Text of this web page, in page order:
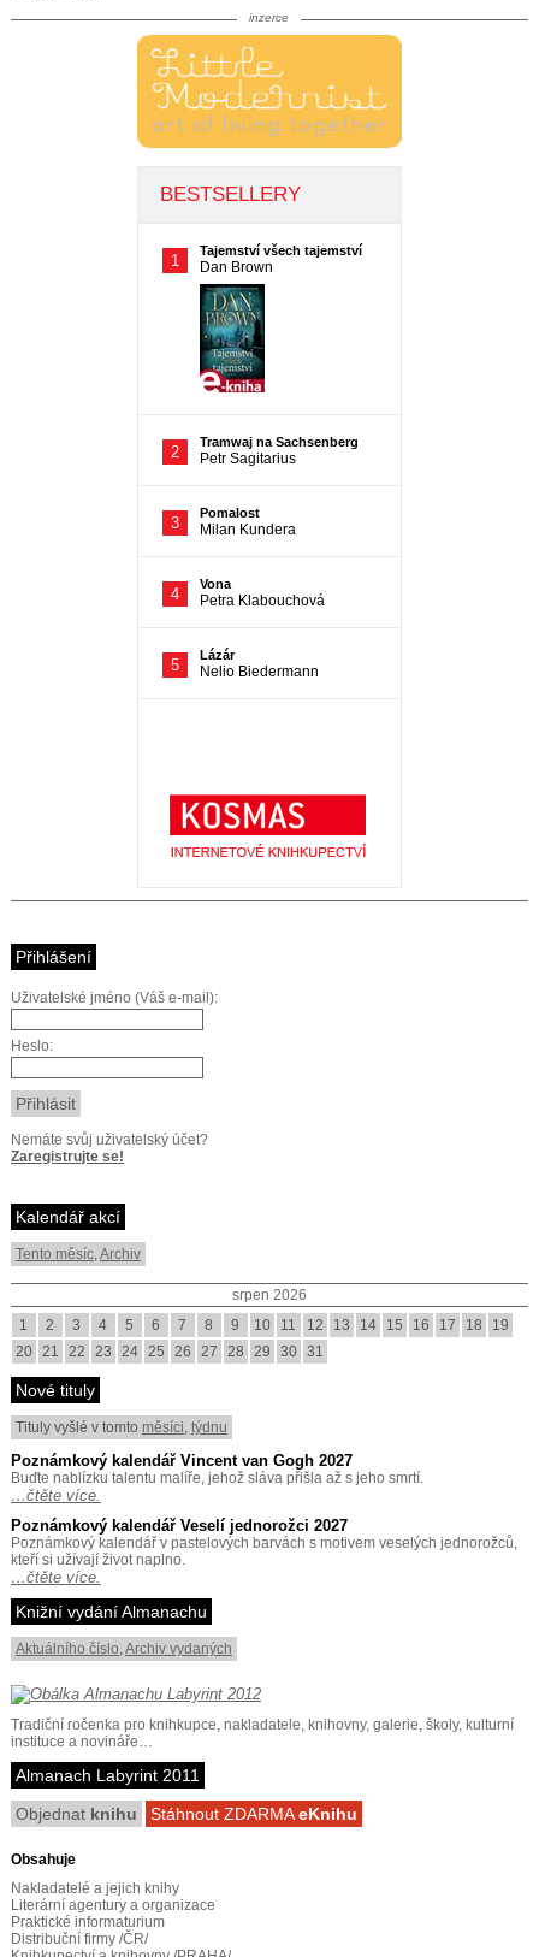
inzerce
Přihlášení
Uživatelské jméno (Váš e-mail):
Heslo:
Nemáte svůj uživatelský účet?
Zaregistrujte se!
Kalendář akcí
Tento měsíc,Archiv
srpen 2026
1
2 3 4 5 6 7 8 9 10 11 12 13 14 15 16 17 18
19
20 21 22 23 24 25 26 27 28 29 30 31
Nové tituly
Tituly vyšlé v tomto měsíci, týdnu
Poznámkový kalendář Vincent van Gogh 2027
Buďte nablízku talentu malíře, jehož sláva přišla až s jeho smrtí.
…čtěte více.
Poznámkový kalendář Veselí jednorožci 2027
Poznámkový kalendář v pastelových barvách s motivem veselých jednorožců,
kteří si užívají život naplno.
…čtěte více.
Knižní vydání Almanachu
Aktuálního číslo,Archiv vydaných
Tradiční ročenka pro knihkupce, nakladatele, knihovny, galerie, školy, kulturní
instituce a novináře…
Almanach Labyrint 2011
Objednat knihu Stáhnout ZDARMAeKnihu
Obsahuje
Nakladatelé a jejich knihy
Literární agentury a organizace
Praktické informaturium
Distribuční firmy /ČR/